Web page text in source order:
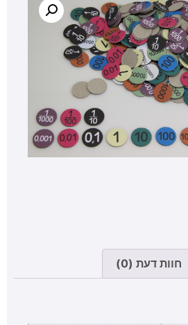
חוות דעת (0)